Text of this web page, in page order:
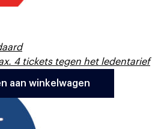
4 tickets tegen het ledentarief
aan winkelwagen